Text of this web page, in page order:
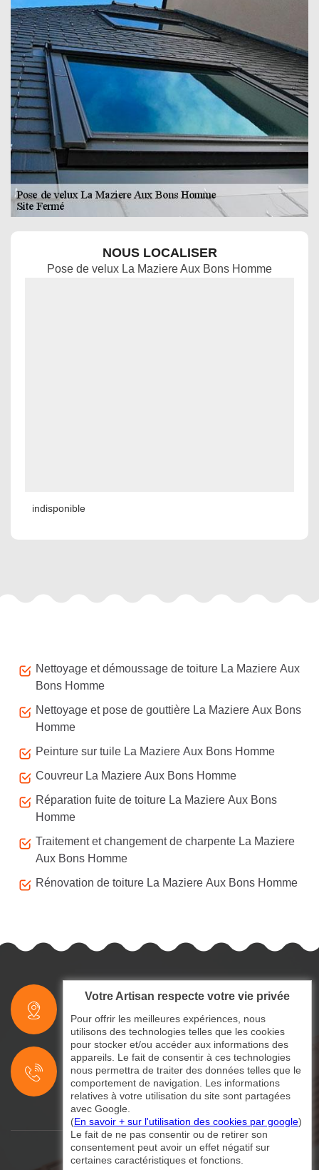
NOUS LOCALISER
Pose de velux La Maziere Aux Bons Homme
indisponible
Nettoyage et démoussage de toiture La Maziere Aux
Bons Homme
Nettoyage et pose de gouttière La Maziere Aux Bons
Homme
Peinture sur tuile La Maziere Aux Bons Homme
Couvreur La Maziere Aux Bons Homme
Réparation fuite de toiture La Maziere Aux Bons
Homme
Traitement et changement de charpente La Maziere
Aux Bons Homme
Rénovation de toiture La Maziere Aux Bons Homme
indisponible
indisponible
©2024 - 2026 Tout droit réservé
Votre Artisan respecte votre vie privée
Pour offrir les meilleures expériences, nous
utilisons des technologies telles que les cookies
pour stocker et/ou accéder aux informations des
appareils. Le fait de consentir à ces technologies
nous permettra de traiter des données telles que le
comportement de navigation. Les informations
relatives à votre utilisation du site sont partagées
avec Google.
(En savoir + sur l'utilisation des cookies par google)
Le fait de ne pas consentir ou de retirer son
consentement peut avoir un effet négatif sur
certaines caractéristiques et fonctions.